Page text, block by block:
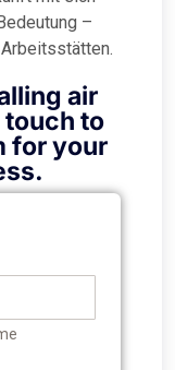
–
air
touch to
for your